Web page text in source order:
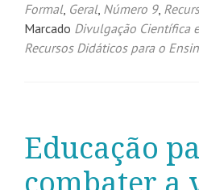
Formal, Geral, Número 9,
Marcado Divulgação Científica
Recursos Didáticos para o
Educação